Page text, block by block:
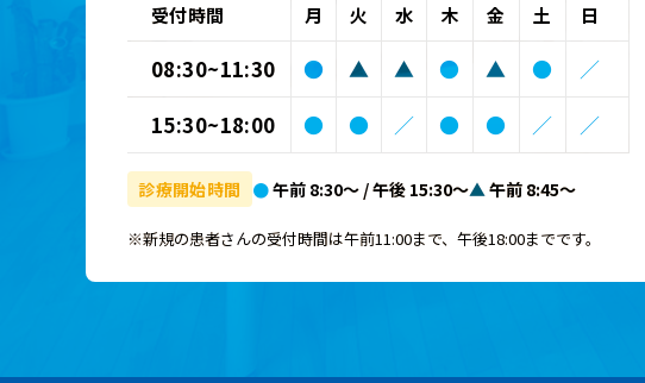
受付時間 月 火 水 木 金 土 日
08:30~11:30 ● ▲ ▲ ● ▲ ●
／
15:30~18:00
● ● ／ ● ● ／ ／
診療開始時間 ●午前 8:30～ / 午後 15:30～▲ 午前 8:45～
※新規の患者さんの受付時間は午前11:00まで、午後18:00までです。